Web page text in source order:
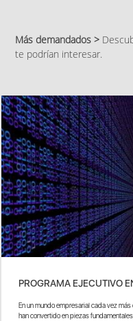
Más demandados >
te podrían interesar.
PROGRAMA EJECUTIVO
En un mundo empresarial cada vez
han convertido en piezas